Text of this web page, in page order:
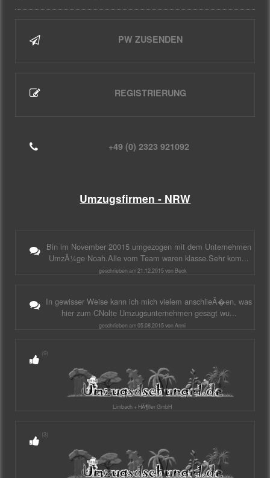
PW ZUSENDEN
REGISTRIERUNG
+49 (0) 2323 921092
Umzugsfirmen - NRW
Bin im November 20015 umgezogen mit dem Unternehmen
UmzÃ¼ge Noah.Alle vom Team waren klasse.Sehr kom...
geschrieben am 21.12.2015 von Beck
In gewisser Weise kann ich mich vielem anschlieÃ�en, was
hier zum CNolte Umzugsunternehmen gesagt wu...
geschrieben am 05.08.2015 von Anni
(9)
Limbach + HÃ¶ller GmbH
(3)